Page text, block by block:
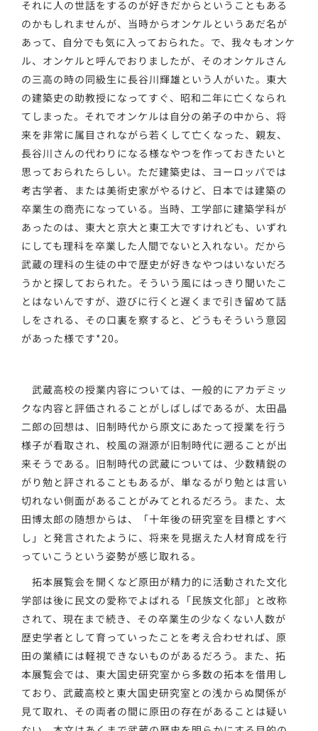
それに人の世話をするのが好きだからということもある
のかもしれませんが、当時からオンケルというあだ名が
あって、自分でも気に入っておられた。で、我々もオンケ
ル、オンケルと呼んでおりましたが、そのオンケルさん
の三高の時の同級生に長谷川輝雄という人がいた。東大
の建築史の助教授になってすぐ、昭和二年に亡くなられ
てしまった。それでオンケルは自分の弟子の中から、将
来を非常に属目されながら若くして亡くなった、親友、
長谷川さんの代わりになる様なやつを作っておきたいと
思っておられたらしい。ただ建築史は、ヨーロッパでは
考古学者、または美術史家がやるけど、日本では建築の
卒業生の商売になっている。当時、工学部に建築学科が
あったのは、東大と京大と東工大ですけれども、いずれ
にしても理科を卒業した人間でないと入れない。だから
武蔵の理科の生徒の中で歴史が好きなやつはいないだろ
うかと探しておられた。そういう風にはっきり聞いたこ
とはないんですが、遊びに行くと遅くまで引き留めて話
しをされる、その口裏を察すると、どうもそういう意図
があった様です*20。
武蔵高校の授業内容については、一般的にアカデミッ
クな内容と評価されることがしばしばであるが、太田晶
二郎の回想は、旧制時代から原文にあたって授業を行う
様子が看取され、校風の淵源が旧制時代に遡ることが出
来そうである。旧制時代の武蔵については、少数精鋭の
がり勉と評されることもあるが、単なるがり勉とは言い
切れない側面があることがみてとれるだろう。また、太
田博太郎の随想からは、「十年後の研究室を目標とすべ
し」と発言されたように、将来を見据えた人材育成を行
っていこうという姿勢が感じ取れる。
拓本展覧会を開くなど原田が精力的に活動された文化
学部は後に民文の愛称でよばれる「民族文化部」と改称
されて、現在まで続き、その卒業生の少なくない人数が
歴史学者として育っていったことを考え合わせれば、原
田の業績には軽視できないものがあるだろう。また、拓
本展覧会では、東大国史研究室から多数の拓本を借用し
ており、武蔵高校と東大国史研究室との浅からぬ関係が
見て取れ、その両者の間に原田の存在があることは疑い